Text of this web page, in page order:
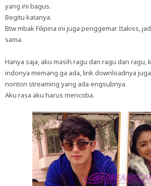
yang ini bagus.
Begitu katanya.
Btw mbak Filipina ini juga penggemar Itakiss,
sama.
Hanya saja, aku masih ragu dan ragu dan ragu,
indonya memang ga ada, link downloadnya
nonton streaming yang ada engsubnya.
Aku rasa aku harus mencoba.